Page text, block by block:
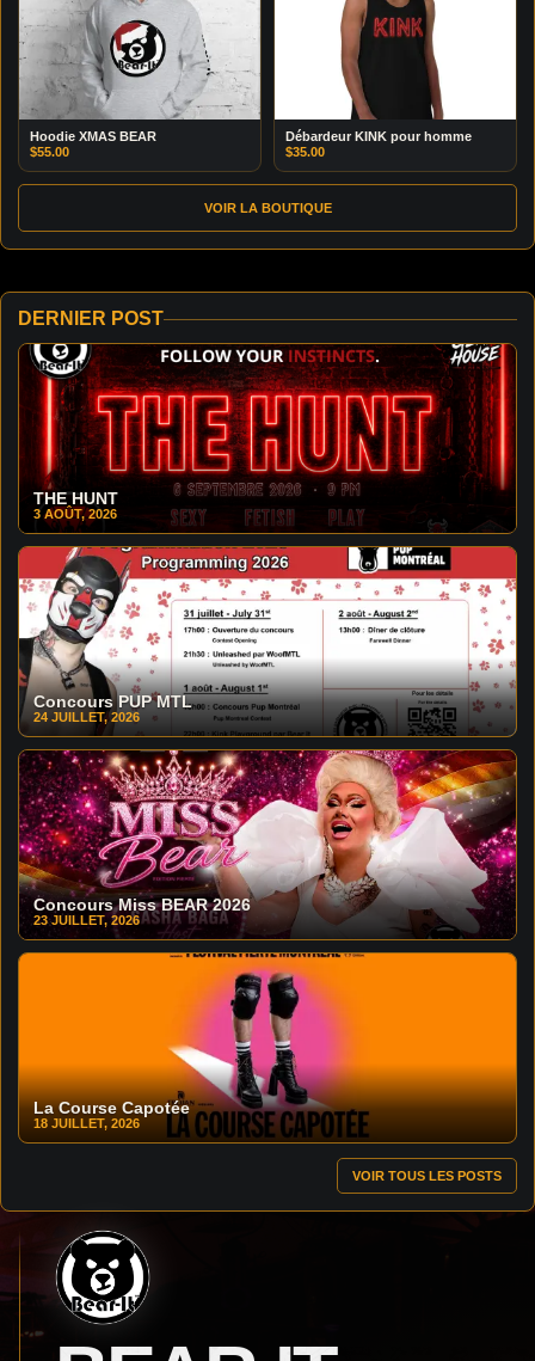
Hoodie XMAS BEAR
$55.00
Débardeur KINK pour homme
$35.00
VOIR LA BOUTIQUE
DERNIER POST
THE HUNT
3 AOÛT, 2026
Concours PUP MTL
24 JUILLET, 2026
Concours Miss BEAR 2026
23 JUILLET, 2026
La Course Capotée
18 JUILLET, 2026
VOIR TOUS LES POSTS